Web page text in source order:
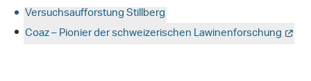
Versuchsaufforstung Stillberg
Coaz – Pionier der schweizerischen Lawinenforschung